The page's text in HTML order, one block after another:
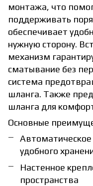
монтажа, что
поддерживать
обеспечивает
нужную сторону.
механизм
сматывание без
система
шланга. Также
шланга для
Основные
удобного
Настенное
пространства